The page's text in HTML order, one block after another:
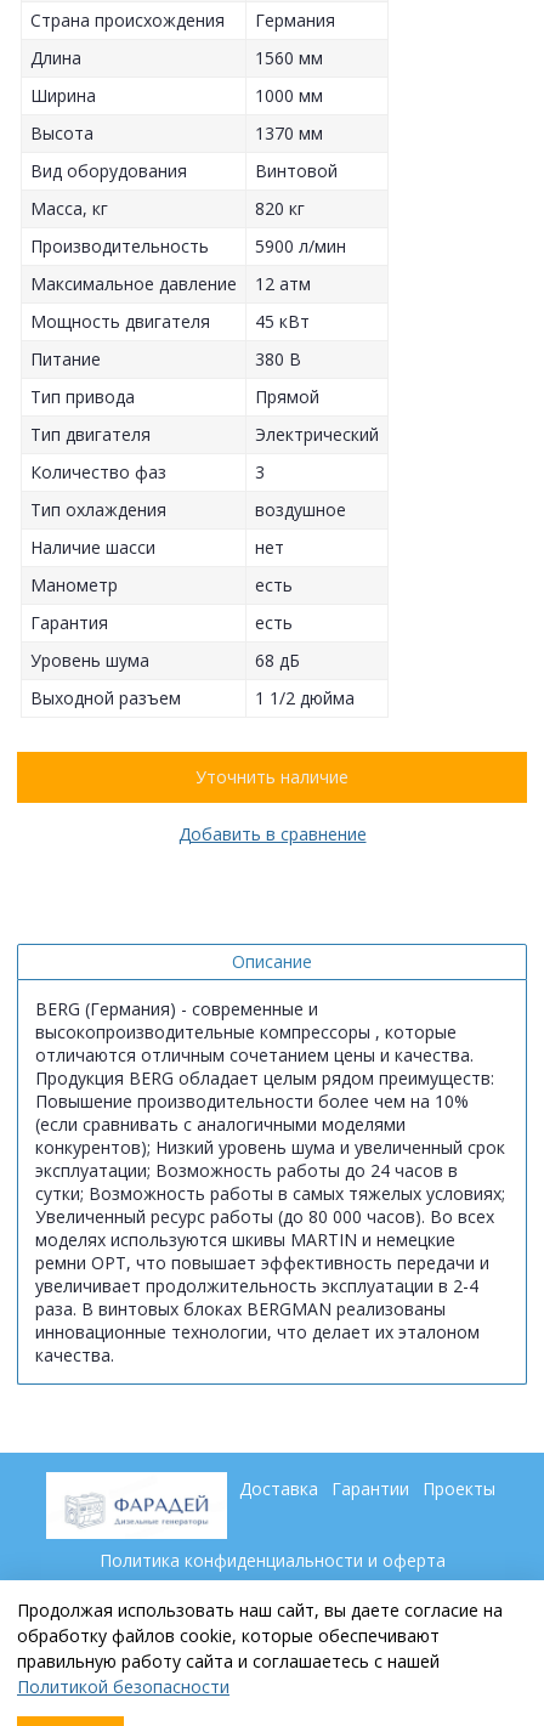
Страна происхождения
Германия
Длина
1560 мм
Ширина
1000 мм
Высота
1370 мм
Вид оборудования
Винтовой
Масса, кг
820 кг
Производительность
5900 л/мин
Максимальное давление
12 атм
Мощность двигателя
45 кВт
Питание
380 В
Тип привода
Прямой
Тип двигателя
Электрический
Количество фаз
3
Тип охлаждения
воздушное
Наличие шасси
нет
Манометр
есть
Гарантия
есть
Уровень шума
68 дБ
Выходной разъем
1 1/2 дюйма
Уточнить наличие
Добавить в сравнение
Описание
BERG (Германия) - современные и
высокопроизводительные компрессоры , которые
отличаются отличным сочетанием цены и качества.
Продукция BERG обладает целым рядом преимуществ:
Повышение производительности более чем на 10%
(если сравнивать с аналогичными моделями
конкурентов); Низкий уровень шума и увеличенный срок
эксплуатации; Возможность работы до 24 часов в
сутки; Возможность работы в самых тяжелых условиях;
Увеличенный ресурс работы (до 80 000 часов). Во всех
моделях используются шкивы MARTIN и немецкие
ремни ОРТ, что повышает эффективность передачи и
увеличивает продолжительность эксплуатации в 2-4
раза. В винтовых блоках BERGMAN реализованы
инновационные технологии, что делает их эталоном
качества.
Доставка Гарантии Проекты
Политика конфиденциальности и оферта
Пользовательское соглашение
+7 (846) 269 79 69
Продолжая использовать наш сайт, вы даете согласие на
обработку файлов cookie, которые обеспечивают
правильную работу сайта и соглашаетесь с нашей
Политикой безопасности